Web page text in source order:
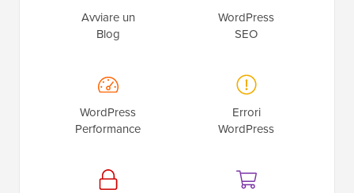
Avviare un
Blog
WordPress
SEO
WordPress
Performance
Errori
WordPress